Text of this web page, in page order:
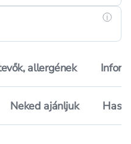
allergének
Neked ajánljuk